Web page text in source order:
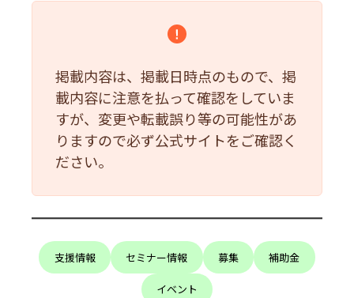
掲載内容は、掲載日時点のもので、掲
載内容に注意を払って確認をしていま
すが、変更や転載誤り等の可能性があ
りますので必ず公式サイトをご確認く
ださい。
支援情報 セミナー情報 募集 補助金
イベント